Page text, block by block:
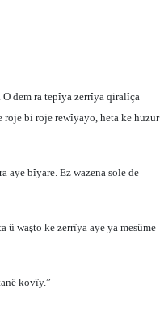
dem ra tepîya zerrîya qiralîça
roje bi roje rewîyayo, heta ke huzur
aye bîyare. Ez wazena sole de
û waşto ke zerrîya aye ya mesûme
kovîy.”